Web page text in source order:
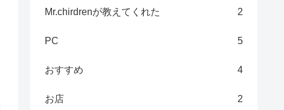
Mr.chirdrenが教えてくれた 2
PC 5
おすすめ 4
お店 2